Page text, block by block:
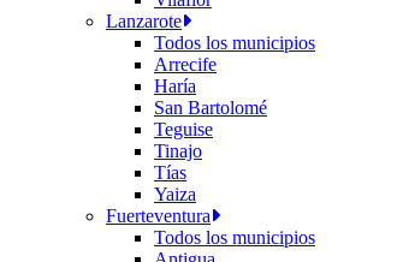
Lanzarote
Todos los municipios
Arrecife
Haría
San Bartolomé
Teguise
Tinajo
Tías
Yaiza
Fuerteventura
Todos los municipios